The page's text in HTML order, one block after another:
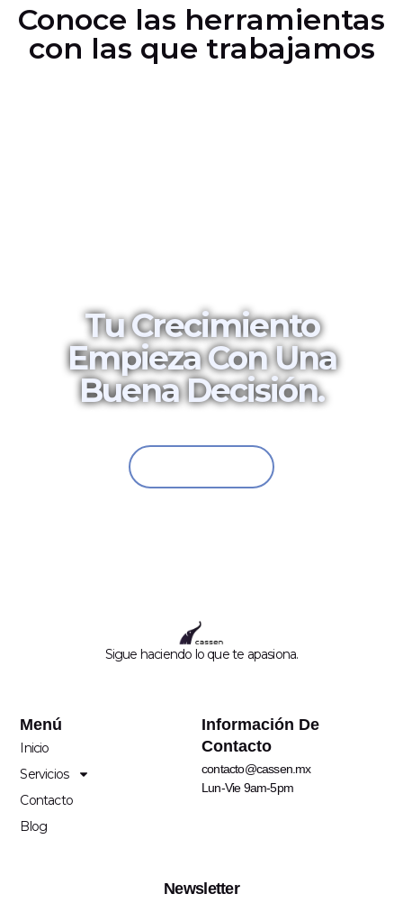
Conoce las herramientas
con las que trabajamos
Tu Crecimiento
Empieza Con Una
Buena Decisión.
Sigue haciendo lo que te apasiona.
Menú
Inicio
Servicios
Contacto
Blog
Información De
Contacto
contacto@cassen.mx
Lun-Vie 9am-5pm
Newsletter